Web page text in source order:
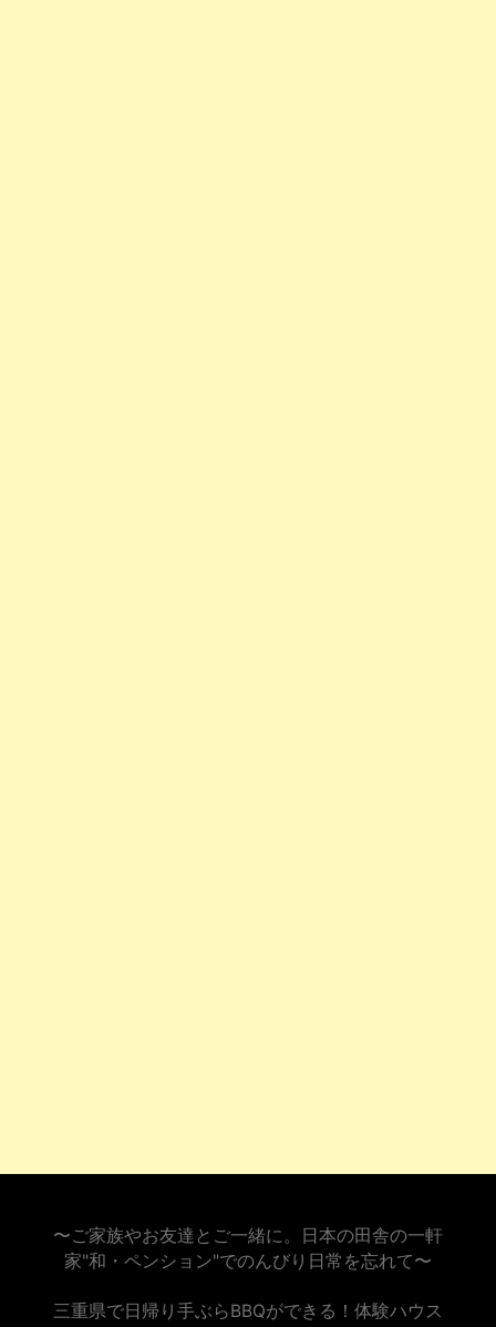
〜ご家族やお友達とご一緒に。日本の田舎の一軒
家"和・ペンション"でのんびり日常を忘れて〜
三重県で日帰り手ぶらBBQができる！体験ハウス